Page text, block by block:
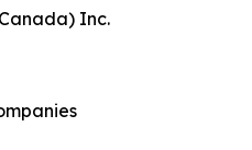
Inc.